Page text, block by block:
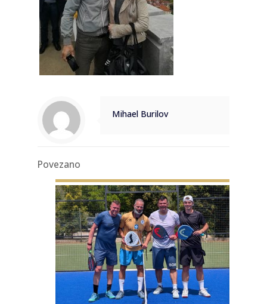
Mihael Burilov
Povezano